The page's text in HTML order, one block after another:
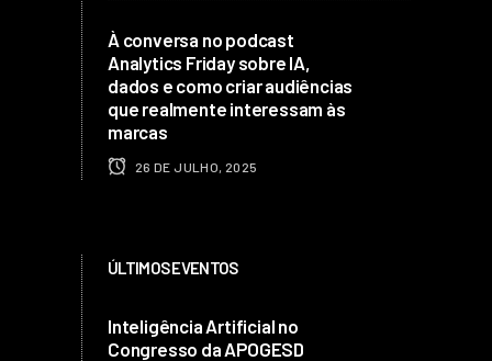
À conversa no podcast
Analytics Friday sobre IA,
dados e como criar audiências
que realmente interessam às
marcas
26 DE JULHO, 2025
ÚLTIMOS EVENTOS
Inteligência Artificial no
Congresso da APOGESD